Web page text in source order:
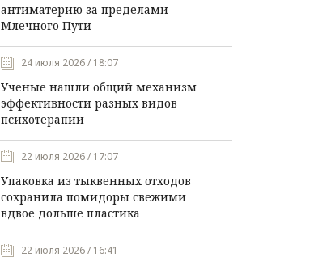
антиматерию за пределами
Млечного Пути
24 июля 2026 / 18:07
Ученые нашли общий механизм
эффективности разных видов
психотерапии
22 июля 2026 / 17:07
Упаковка из тыквенных отходов
сохранила помидоры свежими
вдвое дольше пластика
22 июля 2026 / 16:41